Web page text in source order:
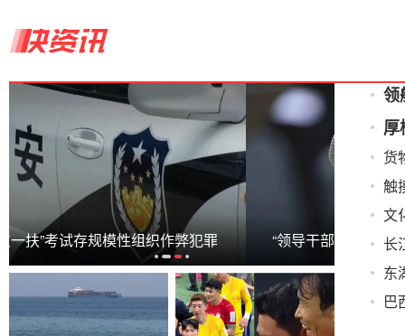
“领导干部带头错峰休假”引争议 河南：撤回 东
领
厚
货
触
文
长
东
巴